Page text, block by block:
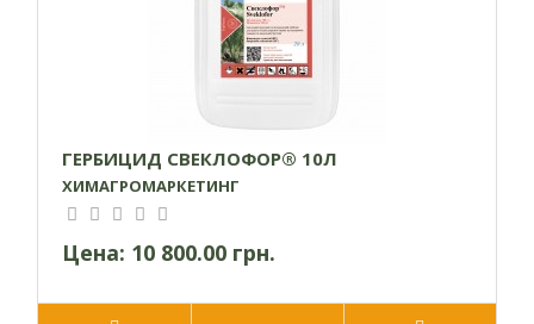
Совместим с другими гербицидами на соответствующих
культурах. Перед приготовлением рабочих смесей
осадка, пеналы, расслоение, взбивания в клумкы, неполное
растворение одного из препаратов и т.д.)
ГЕРБИЦИД СВЕКЛОФОР® 10Л
ХИМАГРОМАРКЕТИНГ
Цена: 10 800.00 грн.